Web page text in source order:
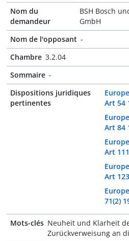
Nom du
demandeur
BSH Bosch
GmbH
Nom de l'opposant -
Chambre 3.2.04
Sommaire -
Dispositions juridiques
pertinentes
Art 54
Art 84
Art
Art
71(2)
Mots-clés Neuheit und Klarheit
Zurückverweisung an